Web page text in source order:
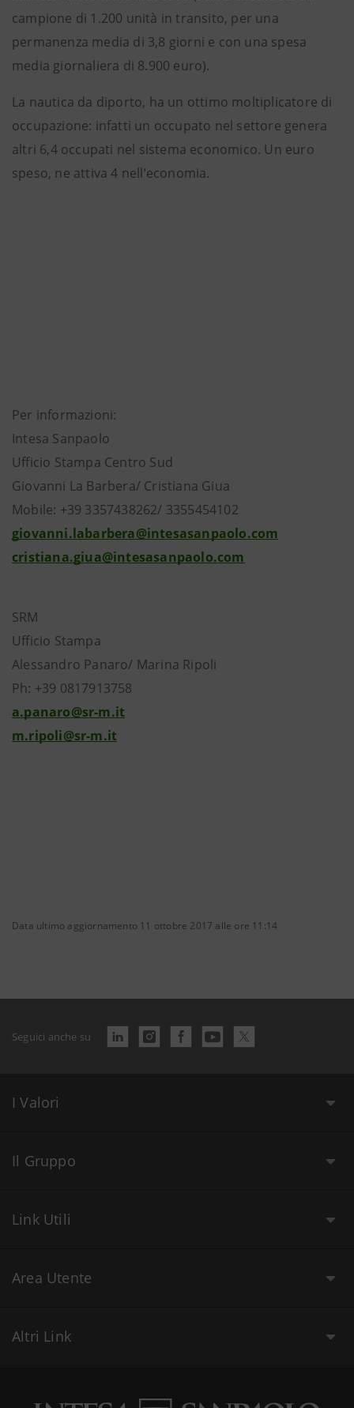
campione di 1.200 unità in transito, per una
permanenza media di 3,8 giorni e con una spesa
media giornaliera di 8.900 euro).
La nautica da diporto, ha un ottimo moltiplicatore di
occupazione: infatti un occupato nel settore genera
altri 6,4 occupati nel sistema economico. Un euro
speso, ne attiva 4 nell’economia.
Per informazioni:
Intesa Sanpaolo
Ufficio Stampa Centro Sud
Giovanni La Barbera/ Cristiana Giua
Mobile: +39 3357438262/ 3355454102
giovanni.labarbera@intesasanpaolo.com
cristiana.giua@intesasanpaolo.com
SRM
Ufficio Stampa
Alessandro Panaro/ Marina Ripoli
Ph: +39 0817913758
a.panaro@sr-m.it
m.ripoli@sr-m.it
Data ultimo aggiornamento 11 ottobre 2017 alle ore 11:14
Seguici anche su
I Valori
Il Gruppo
Link Utili
Area Utente
Altri Link